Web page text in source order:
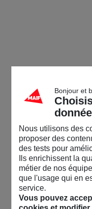
Bonjour et
Nous utilisons des
proposer des
des tests pour
Ils enrichissent la
métier de nos
que l'usage qui en
service.
Vous pouvez